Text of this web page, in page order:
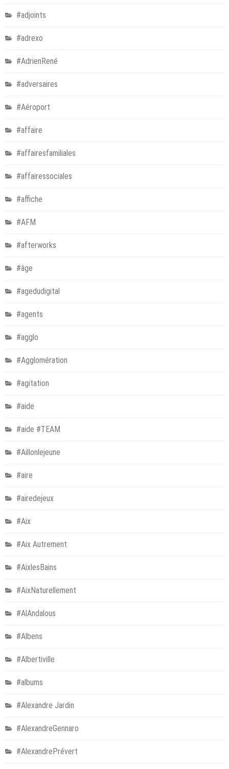
#adjoints
#adrexo
#AdrienRené
#adversaires
#Aéroport
#affaire
#affairesfamiliales
#affairessociales
#affiche
#AFM
#afterworks
#âge
#agedudigital
#agents
#agglo
#Agglomération
#agitation
#aide
#aide #TEAM
#Aillonlejeune
#aire
#airedejeux
#Aix
#Aix Autrement
#AixlesBains
#AixNaturellement
#AlAndalous
#Albens
#Albertiville
#albums
#Alexandre Jardin
#AlexandreGennaro
#AlexandrePrévert